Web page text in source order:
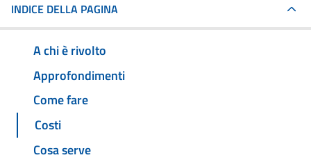
INDICE DELLA PAGINA
A chi è rivolto
Approfondimenti
Come fare
Costi
Cosa serve